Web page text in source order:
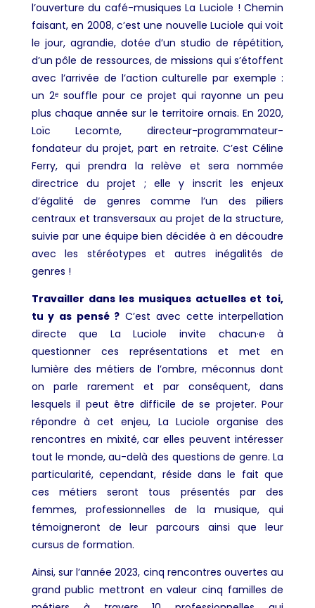
l’ouverture du café-musiques La Luciole ! Chemin
faisant, en 2008, c’est une nouvelle Luciole qui voit
le jour, agrandie, dotée d’un studio de répétition,
d’un pôle de ressources, de missions qui s’étoffent
avec l’arrivée de l’action culturelle par exemple :
un 2ᵉ souffle pour ce projet qui rayonne un peu
plus chaque année sur le territoire ornais. En 2020,
Loïc Lecomte, directeur-programmateur-
fondateur du projet, part en retraite. C’est Céline
Ferry, qui prendra la relève et sera nommée
directrice du projet ; elle y inscrit les enjeux
d’égalité de genres comme l’un des piliers
centraux et transversaux au projet de la structure,
suivie par une équipe bien décidée à en découdre
avec les stéréotypes et autres inégalités de
genres !
Travailler dans les musiques actuelles et toi,
tu y as pensé ? C’est avec cette interpellation
directe que La Luciole invite chacun·e à
questionner ces représentations et met en
lumière des métiers de l’ombre, méconnus dont
on parle rarement et par conséquent, dans
lesquels il peut être difficile de se projeter. Pour
répondre à cet enjeu, La Luciole organise des
rencontres en mixité, car elles peuvent intéresser
tout le monde, au-delà des questions de genre. La
particularité, cependant, réside dans le fait que
ces métiers seront tous présentés par des
femmes, professionnelles de la musique, qui
témoigneront de leur parcours ainsi que leur
cursus de formation.
Ainsi, sur l’année 2023, cinq rencontres ouvertes au
grand public mettront en valeur cinq familles de